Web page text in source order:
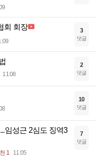
회 회장 3
댓글
11:08
2
댓글
10
댓글
임성근 2심도 징역3
1 11:05
7
댓글